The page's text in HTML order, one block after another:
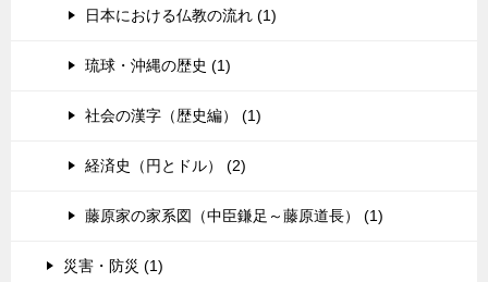
日本における仏教の流れ (1)
琉球・沖縄の歴史 (1)
社会の漢字（歴史編） (1)
経済史（円とドル） (2)
藤原家の家系図（中臣鎌足～藤原道長） (1)
災害・防災 (1)